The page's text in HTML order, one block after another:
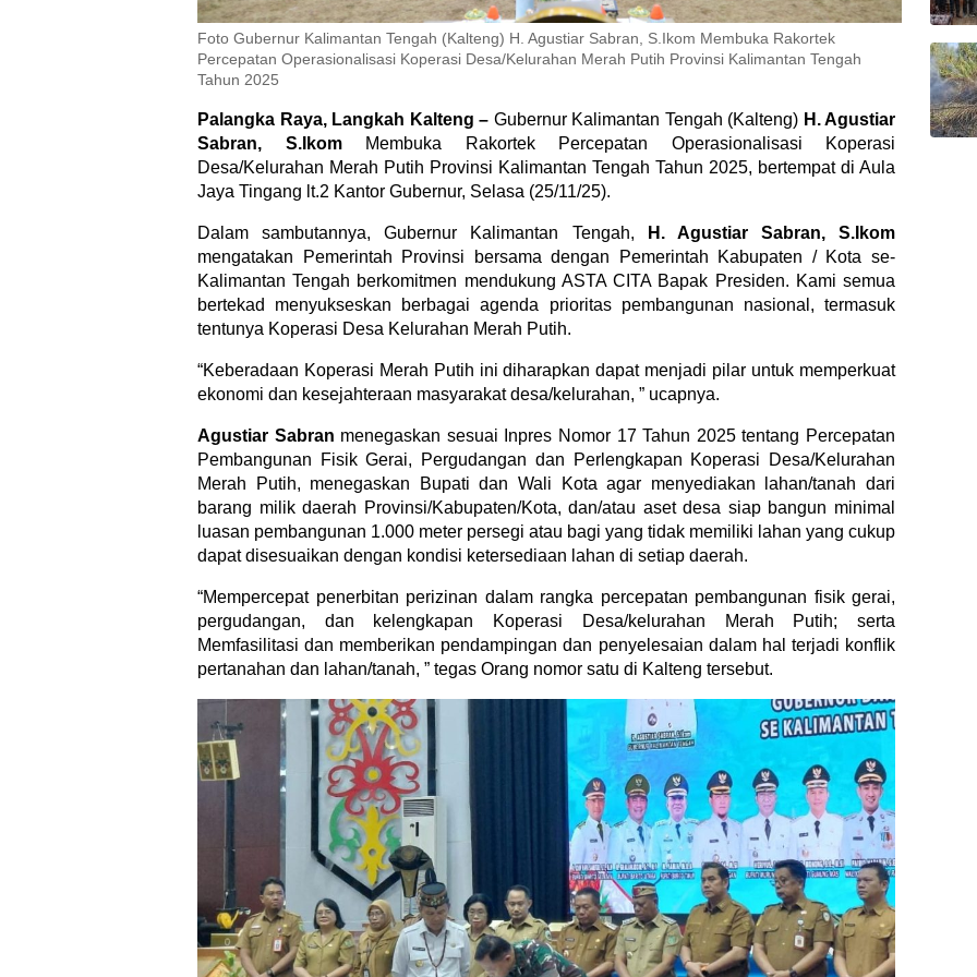
Foto Gubernur Kalimantan Tengah (Kalteng) H. Agustiar Sabran, S.Ikom Membuka Rakortek
Percepatan Operasionalisasi Koperasi Desa/Kelurahan Merah Putih Provinsi Kalimantan Tengah
Tahun 2025
Palangka Raya, Langkah Kalteng – Gubernur Kalimantan Tengah (Kalteng) H. Agustiar
Sabran, S.IkomMembuka Rakortek Percepatan Operasionalisasi Koperasi
Desa/Kelurahan Merah Putih Provinsi Kalimantan Tengah Tahun 2025, bertempat di Aula
Jaya Tingang lt.2 Kantor Gubernur, Selasa (25/11/25).
Dalam sambutannya, Gubernur Kalimantan Tengah,
H. Agustiar Sabran, S.Ikom
mengatakan Pemerintah Provinsi bersama dengan Pemerintah Kabupaten / Kota se-
Kalimantan Tengah berkomitmen mendukung ASTA CITA Bapak Presiden. Kami semua
bertekad menyukseskan berbagai agenda prioritas pembangunan nasional, termasuk
tentunya Koperasi Desa Kelurahan Merah Putih.
“Keberadaan Koperasi Merah Putih ini diharapkan dapat menjadi pilar untuk memperkuat
ekonomi dan kesejahteraan masyarakat desa/kelurahan, ” ucapnya.
Agustiar Sabran menegaskan sesuai Inpres Nomor 17 Tahun 2025 tentang Percepatan
Pembangunan Fisik Gerai, Pergudangan dan Perlengkapan Koperasi Desa/Kelurahan
Merah Putih, menegaskan Bupati dan Wali Kota agar menyediakan lahan/tanah dari
barang milik daerah Provinsi/Kabupaten/Kota, dan/atau aset desa siap bangun minimal
luasan pembangunan 1.000 meter persegi atau bagi yang tidak memiliki lahan yang cukup
dapat disesuaikan dengan kondisi ketersediaan lahan di setiap daerah.
“Mempercepat penerbitan perizinan dalam rangka percepatan pembangunan fisik gerai,
pergudangan, dan kelengkapan Koperasi Desa/kelurahan Merah Putih; serta
Memfasilitasi dan memberikan pendampingan dan penyelesaian dalam hal terjadi konflik
pertanahan dan lahan/tanah, ” tegas Orang nomor satu di Kalteng tersebut.